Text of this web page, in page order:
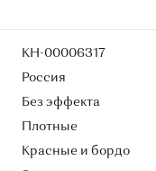
КН-00006317
Россия
Без эффекта
Плотные
Красные и бордо